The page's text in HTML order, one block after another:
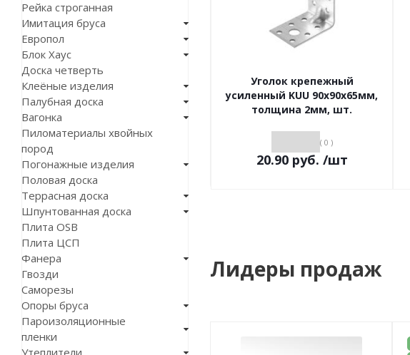
Уголок крепежный
усиленный KUU 90х90х65мм,
толщина 2мм, шт.
( 0 )
20.90руб. /шт
Лидеры продаж
Рейка строганная
Имитация бруса
Европол
Блок Хаус
Доска четверть
Клеёные изделия
Палубная доска
Вагонка
Пиломатериалы хвойных
пород
Погонажные изделия
Половая доска
Террасная доска
Шпунтованная доска
Плита OSB
Плита ЦСП
Фанера
Гвозди
Саморезы
Опоры бруса
Пароизоляционные
пленки
Утеплители